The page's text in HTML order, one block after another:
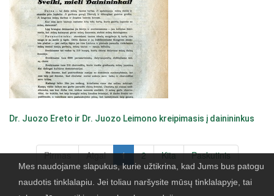
Mes naudojame slapukus, kurie užtikrina, kad Jums bus patogu
naudotis tinklalapiu. Jei toliau naršysite mūsų tinklalapyje, tai
Dr. Juozo Ereto ir Dr. Juozo Leimono kreipimasis į dainininkus
Pirmas Atgal 1 2 Kita Paskutinis